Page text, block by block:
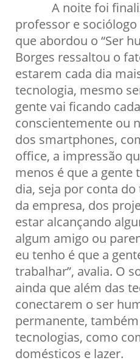
A noite foi
professor e
que abordou o “Ser
Borges ressaltou o
estarem cada dia
tecnologia, mesmo
gente vai ficando
conscientemente ou
dos smartphones,
office, a impressão
menos é que a gente
dia, seja por conta
da empresa, dos
estar alcançando
algum amigo ou
eu tenho é que a
trabalhar”, avalia. O
ainda que além das
conectarem o ser
permanente,
tecnologias, como
domésticos e lazer.